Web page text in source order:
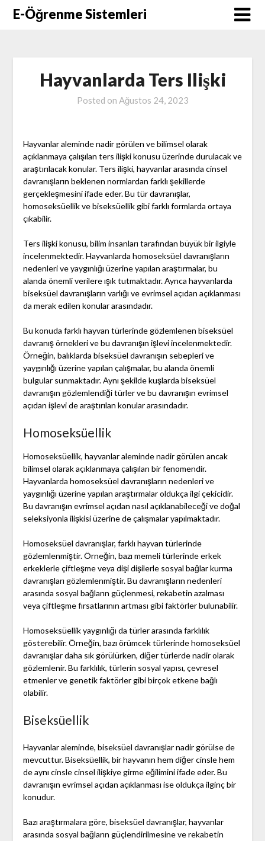
SkipE-Öğrenme Sistemleri
Hayvanlarda Ters Ilişki
Posted on Ağustos 24, 2023
Hayvanlar aleminde nadir görülen ve bilimsel olarak
açıklanmaya çalışılan ters ilişki konusu üzerinde durulacak ve
araştırılacak konular. Ters ilişki, hayvanlar arasında cinsel
davranışların beklenen normlardan farklı şekillerde
gerçekleşmesini ifade eder. Bu tür davranışlar,
homoseksüellik ve biseksüellik gibi farklı formlarda ortaya
çıkabilir.
Ters ilişki konusu, bilim insanları tarafından büyük bir ilgiyle
incelenmektedir. Hayvanlarda homoseksüel davranışların
nedenleri ve yaygınlığı üzerine yapılan araştırmalar, bu
alanda önemli verilere ışık tutmaktadır. Ayrıca hayvanlarda
biseksüel davranışların varlığı ve evrimsel açıdan açıklanması
da merak edilen konular arasındadır.
Bu konuda farklı hayvan türlerinde gözlemlenen biseksüel
davranış örnekleri ve bu davranışın işlevi incelenmektedir.
Örneğin, balıklarda biseksüel davranışın sebepleri ve
yaygınlığı üzerine yapılan çalışmalar, bu alanda önemli
bulgular sunmaktadır. Aynı şekilde kuşlarda biseksüel
davranışın gözlemlendiği türler ve bu davranışın evrimsel
açıdan işlevi de araştırılan konular arasındadır.
Homoseksüellik
Homoseksüellik, hayvanlar aleminde nadir görülen ancak
bilimsel olarak açıklanmaya çalışılan bir fenomendir.
Hayvanlarda homoseksüel davranışların nedenleri ve
yaygınlığı üzerine yapılan araştırmalar oldukça ilgi çekicidir.
Bu davranışın evrimsel açıdan nasıl açıklanabileceği ve doğal
seleksiyonla ilişkisi üzerine de çalışmalar yapılmaktadır.
Homoseksüel davranışlar, farklı hayvan türlerinde
gözlemlenmiştir. Örneğin, bazı memeli türlerinde erkek
erkeklerle çiftleşme veya dişi dişilerle sosyal bağlar kurma
davranışları gözlemlenmiştir. Bu davranışların nedenleri
arasında sosyal bağların güçlenmesi, rekabetin azalması
veya çiftleşme fırsatlarının artması gibi faktörler bulunabilir.
Homoseksüellik yaygınlığı da türler arasında farklılık
gösterebilir. Örneğin, bazı örümcek türlerinde homoseksüel
davranışlar daha sık görülürken, diğer türlerde nadir olarak
gözlemlenir. Bu farklılık, türlerin sosyal yapısı, çevresel
etmenler ve genetik faktörler gibi birçok etkene bağlı
olabilir.
Biseksüellik
Hayvanlar aleminde, biseksüel davranışlar nadir görülse de
mevcuttur. Biseksüellik, bir hayvanın hem diğer cinsle hem
de aynı cinsle cinsel ilişkiye girme eğilimini ifade eder. Bu
davranışın evrimsel açıdan açıklanması ise oldukça ilginç bir
konudur.
Bazı araştırmalara göre, biseksüel davranışlar, hayvanlar
arasında sosyal bağların güçlendirilmesine ve rekabetin